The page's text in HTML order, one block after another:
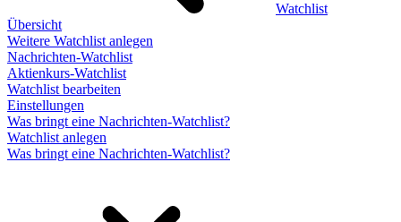
Watchlist
Übersicht
Weitere Watchlist anlegen
Nachrichten-Watchlist
Aktienkurs-Watchlist
Watchlist bearbeiten
Einstellungen
Was bringt eine Nachrichten-Watchlist?
Watchlist anlegen
Was bringt eine Nachrichten-Watchlist?